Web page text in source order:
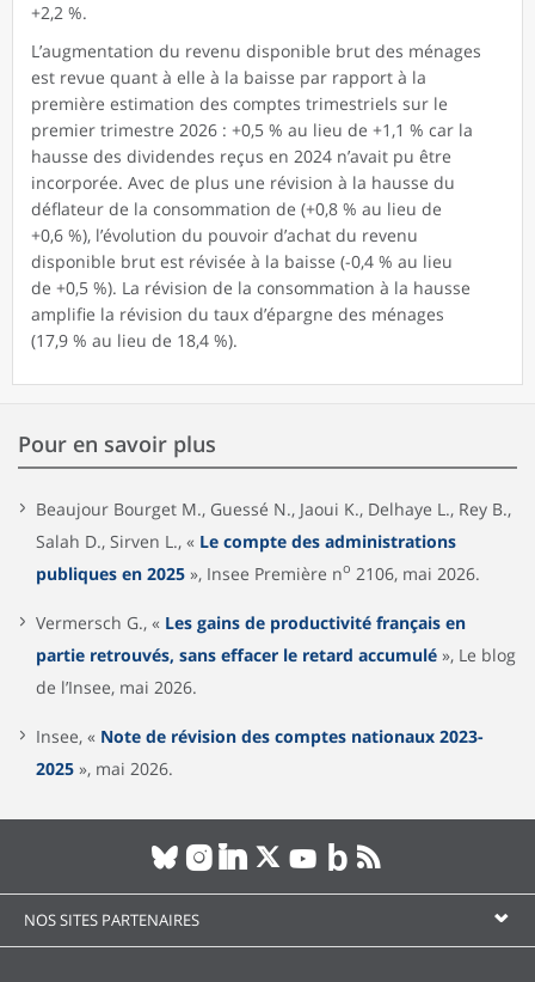
+2,2 %.
L’augmentation du revenu disponible brut des ménages
est revue quant à elle à la baisse par rapport à la
première estimation des comptes trimestriels sur le
premier trimestre 2026 : +0,5 % au lieu de +1,1 % car la
hausse des dividendes reçus en 2024 n’avait pu être
incorporée. Avec de plus une révision à la hausse du
déflateur de la consommation de (+0,8 % au lieu de
+0,6 %), l’évolution du pouvoir d’achat du revenu
disponible brut est révisée à la baisse (-0,4 % au lieu
de +0,5 %). La révision de la consommation à la hausse
amplifie la révision du taux d’épargne des ménages
(17,9 % au lieu de 18,4 %).
Pour en savoir plus
Beaujour Bourget M., Guessé N., Jaoui K., Delhaye L., Rey B.,
Salah D., Sirven L., « Le compte des administrations
publiques en 2025 », Insee Première no 2106, mai 2026.
Vermersch G., « Les gains de productivité français en
partie retrouvés, sans effacer le retard accumulé », Le blog
de l’Insee, mai 2026.
Insee, « Note de révision des comptes nationaux 2023-
2025 », mai 2026.
NOS SITES PARTENAIRES